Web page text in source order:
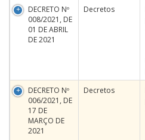
DECRETO Nº
008/2021, DE
01 DE ABRIL
DE 2021
Decretos
DECRETO Nº
006/2021, DE
17 DE
MARÇO DE
2021
Decretos